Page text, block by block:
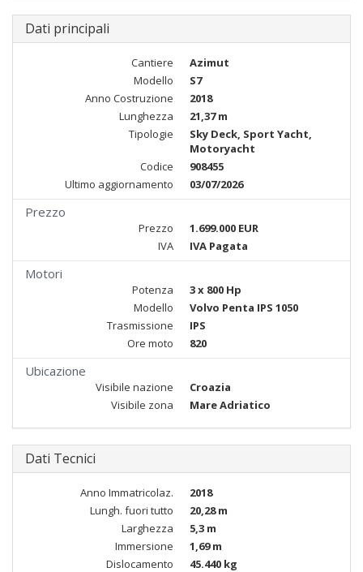
Dati principali
Cantiere
Azimut
Modello
S7
Anno Costruzione
2018
Lunghezza
21,37 m
Tipologie
Sky Deck, Sport Yacht,
Motoryacht
Codice
908455
Ultimo aggiornamento
03/07/2026
Prezzo
Prezzo
1.699.000 EUR
IVA
IVA Pagata
Motori
Potenza
3 x 800 Hp
Modello
Volvo Penta IPS 1050
Trasmissione
IPS
Ore moto
820
Ubicazione
Visibile nazione
Croazia
Visibile zona
Mare Adriatico
Dati Tecnici
Anno Immatricolaz.
2018
Lungh. fuori tutto
20,28 m
Larghezza
5,3 m
Immersione
1,69 m
Dislocamento
45.440 kg